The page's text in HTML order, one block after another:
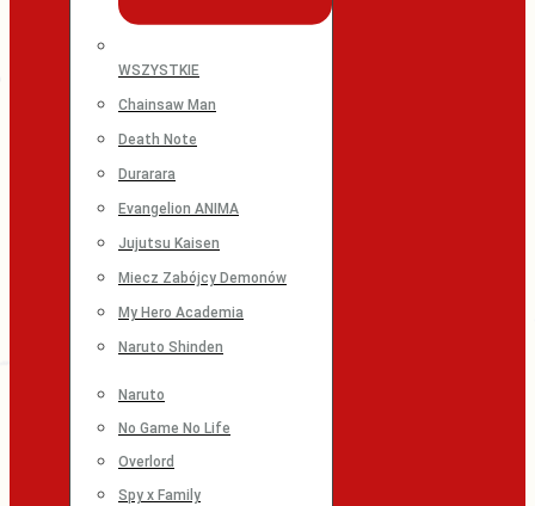
WSZYSTKIE
Chainsaw Man
Death Note
Durarara
Evangelion ANIMA
Jujutsu Kaisen
Miecz Zabójcy Demonów
My Hero Academia
Naruto Shinden
Naruto
No Game No Life
Overlord
Spy x Family